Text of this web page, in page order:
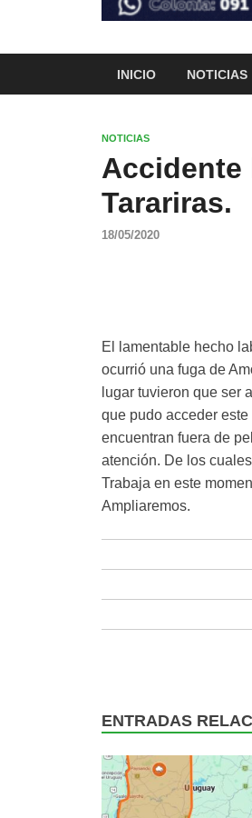
INICIO NOTICIAS
NOTICIAS
Accidente
Tarariras.
18/05/2020
El lamentable hecho
ocurrió una fuga de
lugar tuvieron que ser
que pudo acceder
encuentran fuera de
atención. De los
Trabaja en este
Ampliaremos.
ENTRADAS